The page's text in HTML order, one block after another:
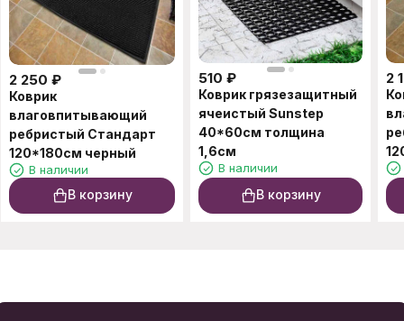
2 250 ₽
Коврик
влаговпитывающий
ребристый Стандарт
120*180см черный
В наличии
В корзину
510 ₽
Коврик грязезащитный
ячеистый Sunstep
40*60см толщина
1,6см
В наличии
В корзину
2